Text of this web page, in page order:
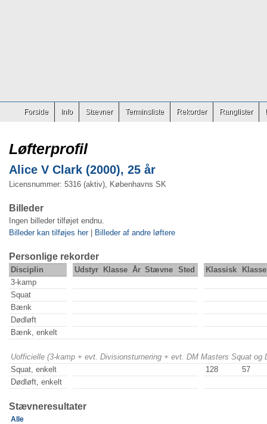
Forside Info Stævner Terminsliste Rekorder Ranglister
Løfterprofil
Alice V Clark (2000), 25 år
Licensnummer: 5316 (aktiv), Københavns SK
Billeder
Ingen billeder tilføjet endnu.
Billeder kan tilføjes her| Billeder af andre løftere
Personlige rekorder
Disciplin Udstyr Klasse År Stævne Sted Klassisk
Klasse
3-kamp
Squat
Bænk
Dødløft
Bænk, enkelt
Uofficielle (3-kamp + evt. Divisionsturnering + evt. DM Masters Squat
Squat, enkelt
128
57
Dødløft, enkelt
Stævneresultater
Alle